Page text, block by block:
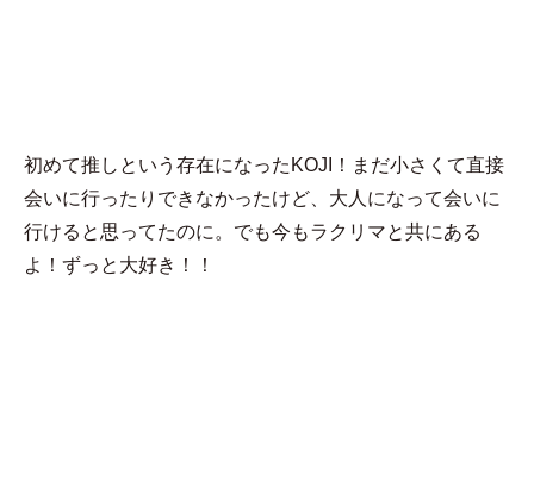
初めて推しという存在になったKOJI！まだ小さくて直接
会いに行ったりできなかったけど、大人になって会いに
行けると思ってたのに。でも今もラクリマと共にある
よ！ずっと大好き！！